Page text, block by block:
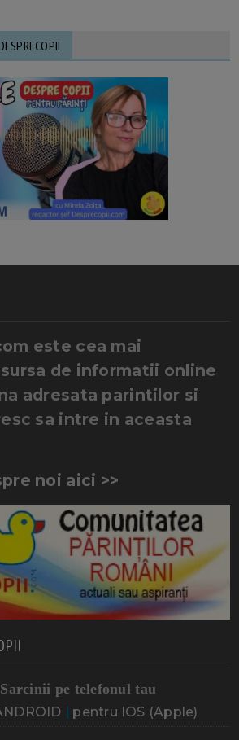
este cea mai
de informatii online
adresata parintilor si
sa intre in aceasta
noi aici >>
pe telefonul tau
| pentru IOS (Apple)